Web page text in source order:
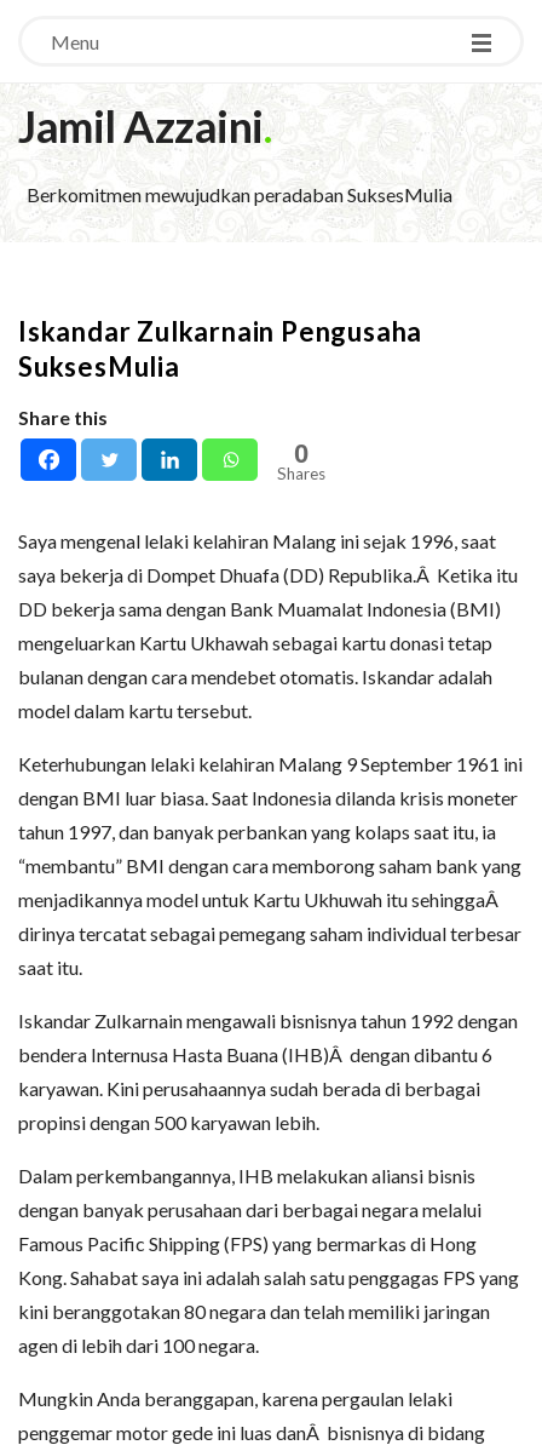
Menu
Jamil Azzaini.
Berkomitmen mewujudkan peradaban SuksesMulia
Iskandar Zulkarnain Pengusaha
SuksesMulia
Share this
0
Shares
Saya mengenal lelaki kelahiran Malang ini sejak 1996, saat
saya bekerja di Dompet Dhuafa (DD) Republika.Â Ketika itu
DD bekerja sama dengan Bank Muamalat Indonesia (BMI)
mengeluarkan Kartu Ukhawah sebagai kartu donasi tetap
bulanan dengan cara mendebet otomatis. Iskandar adalah
model dalam kartu tersebut.
Keterhubungan lelaki kelahiran Malang 9 September 1961 ini
dengan BMI luar biasa. Saat Indonesia dilanda krisis moneter
tahun 1997, dan banyak perbankan yang kolaps saat itu, ia
“membantu” BMI dengan cara memborong saham bank yang
menjadikannya model untuk Kartu Ukhuwah itu sehinggaÂ
dirinya tercatat sebagai pemegang saham individual terbesar
saat itu.
Iskandar Zulkarnain mengawali bisnisnya tahun 1992 dengan
bendera Internusa Hasta Buana (IHB)Â dengan dibantu 6
karyawan. Kini perusahaannya sudah berada di berbagai
propinsi dengan 500 karyawan lebih.
Dalam perkembangannya, IHB melakukan aliansi bisnis
dengan banyak perusahaan dari berbagai negara melalui
Famous Pacific Shipping (FPS) yang bermarkas di Hong
Kong. Sahabat saya ini adalah salah satu penggagas FPS yang
kini beranggotakan 80 negara dan telah memiliki jaringan
agen di lebih dari 100 negara.
Mungkin Anda beranggapan, karena pergaulan lelaki
penggemar motor gede ini luas danÂ bisnisnya di bidang